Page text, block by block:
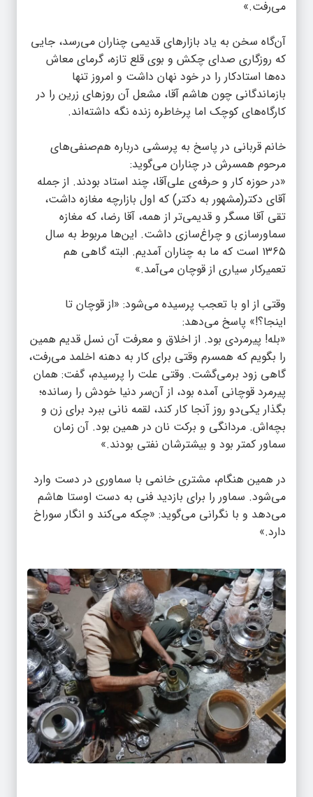
می‌رفت.»
آن‌گاه سخن به یاد بازارهای قدیمی چناران می‌رسد، جایی
که روزگاری صدای چکش و بوی قلع تازه، گرمای معاش
ده‌ها استادکار را در خود نهان داشت و امروز تنها
بازماندگانی چون هاشم آقا، مشعل آن روزهای زرین را در
کارگاه‌های کوچک اما پرخاطره زنده نگه داشته‌اند.
خانم قربانی در پاسخ به پرسشی درباره هم‌صنفی‌های
مرحوم همسرش در چناران می‌گوید:
«در حوزه کار و حرفه‌ی علی‌آقا، چند استاد بودند. از جمله
آقای دکتر(مشهور به دکتر) که اول بازارچه مغازه داشت،
تقی آقا مسگر و قدیمی‌تر از همه، آقا رضا، که مغازه
سماورسازی و چراغ‌سازی داشت. این‌ها مربوط به سال
۱۳۶۵ است که ما به چناران آمدیم. البته گاهی هم
تعمیرکار سیاری از قوچان می‌آمد.»
وقتی از او با تعجب پرسیده می‌شود: «از قوچان تا
اینجا؟!» پاسخ می‌دهد:
«بله! پیرمردی بود. از اخلاق و معرفت آن نسل قدیم همین
را بگویم که همسرم وقتی برای کار به دهنه اخلمد می‌رفت،
گاهی زود برمی‌گشت. وقتی علت را پرسیدم، گفت: همان
پیرمرد قوچانی آمده بود، از آن‌سر دنیا خودش را رسانده؛
بگذار یکی‌دو روز آنجا کار کند، لقمه نانی ببرد برای زن و
بچه‌اش. مردانگی و برکت نان در همین بود. آن زمان
سماور کمتر بود و بیشترشان نفتی بودند.»
در همین هنگام، مشتری خانمی با سماوری در دست وارد
می‌شود. سماور را برای بازدید فنی به دست اوستا هاشم
می‌دهد و با نگرانی می‌گوید: «چکه می‌کند و انگار سوراخ
دارد.»